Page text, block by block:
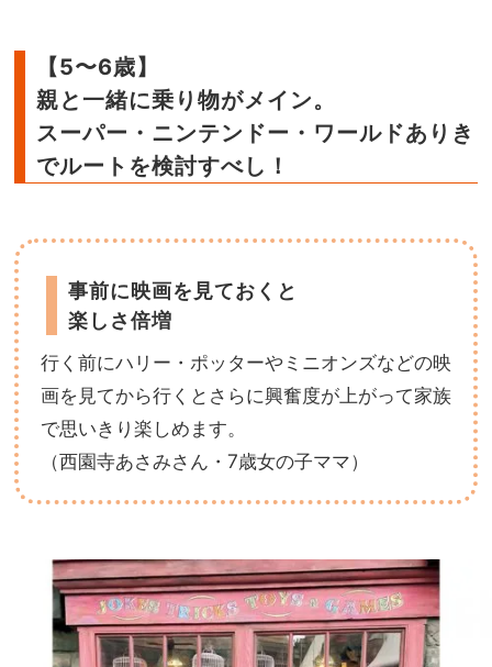
【5〜6歳】
親と一緒に乗り物がメイン。
スーパー・ニンテンドー・ワールドありき
でルートを検討すべし！
事前に映画を見ておくと
楽しさ倍増
行く前にハリー・ポッターやミニオンズなどの映
画を見てから行くとさらに興奮度が上がって家族
で思いきり楽しめます。
（西園寺あさみさん・7歳女の子ママ）